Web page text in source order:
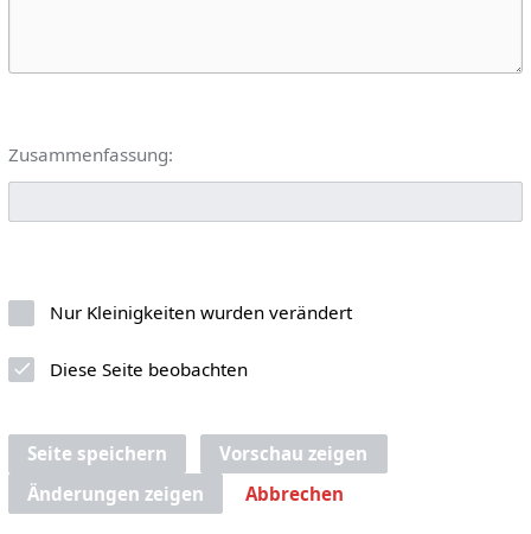
Zusammenfassung:
Nur Kleinigkeiten wurden verändert
Diese Seite beobachten
Seite speichern
Vorschau zeigen
Änderungen zeigen
Abbrechen